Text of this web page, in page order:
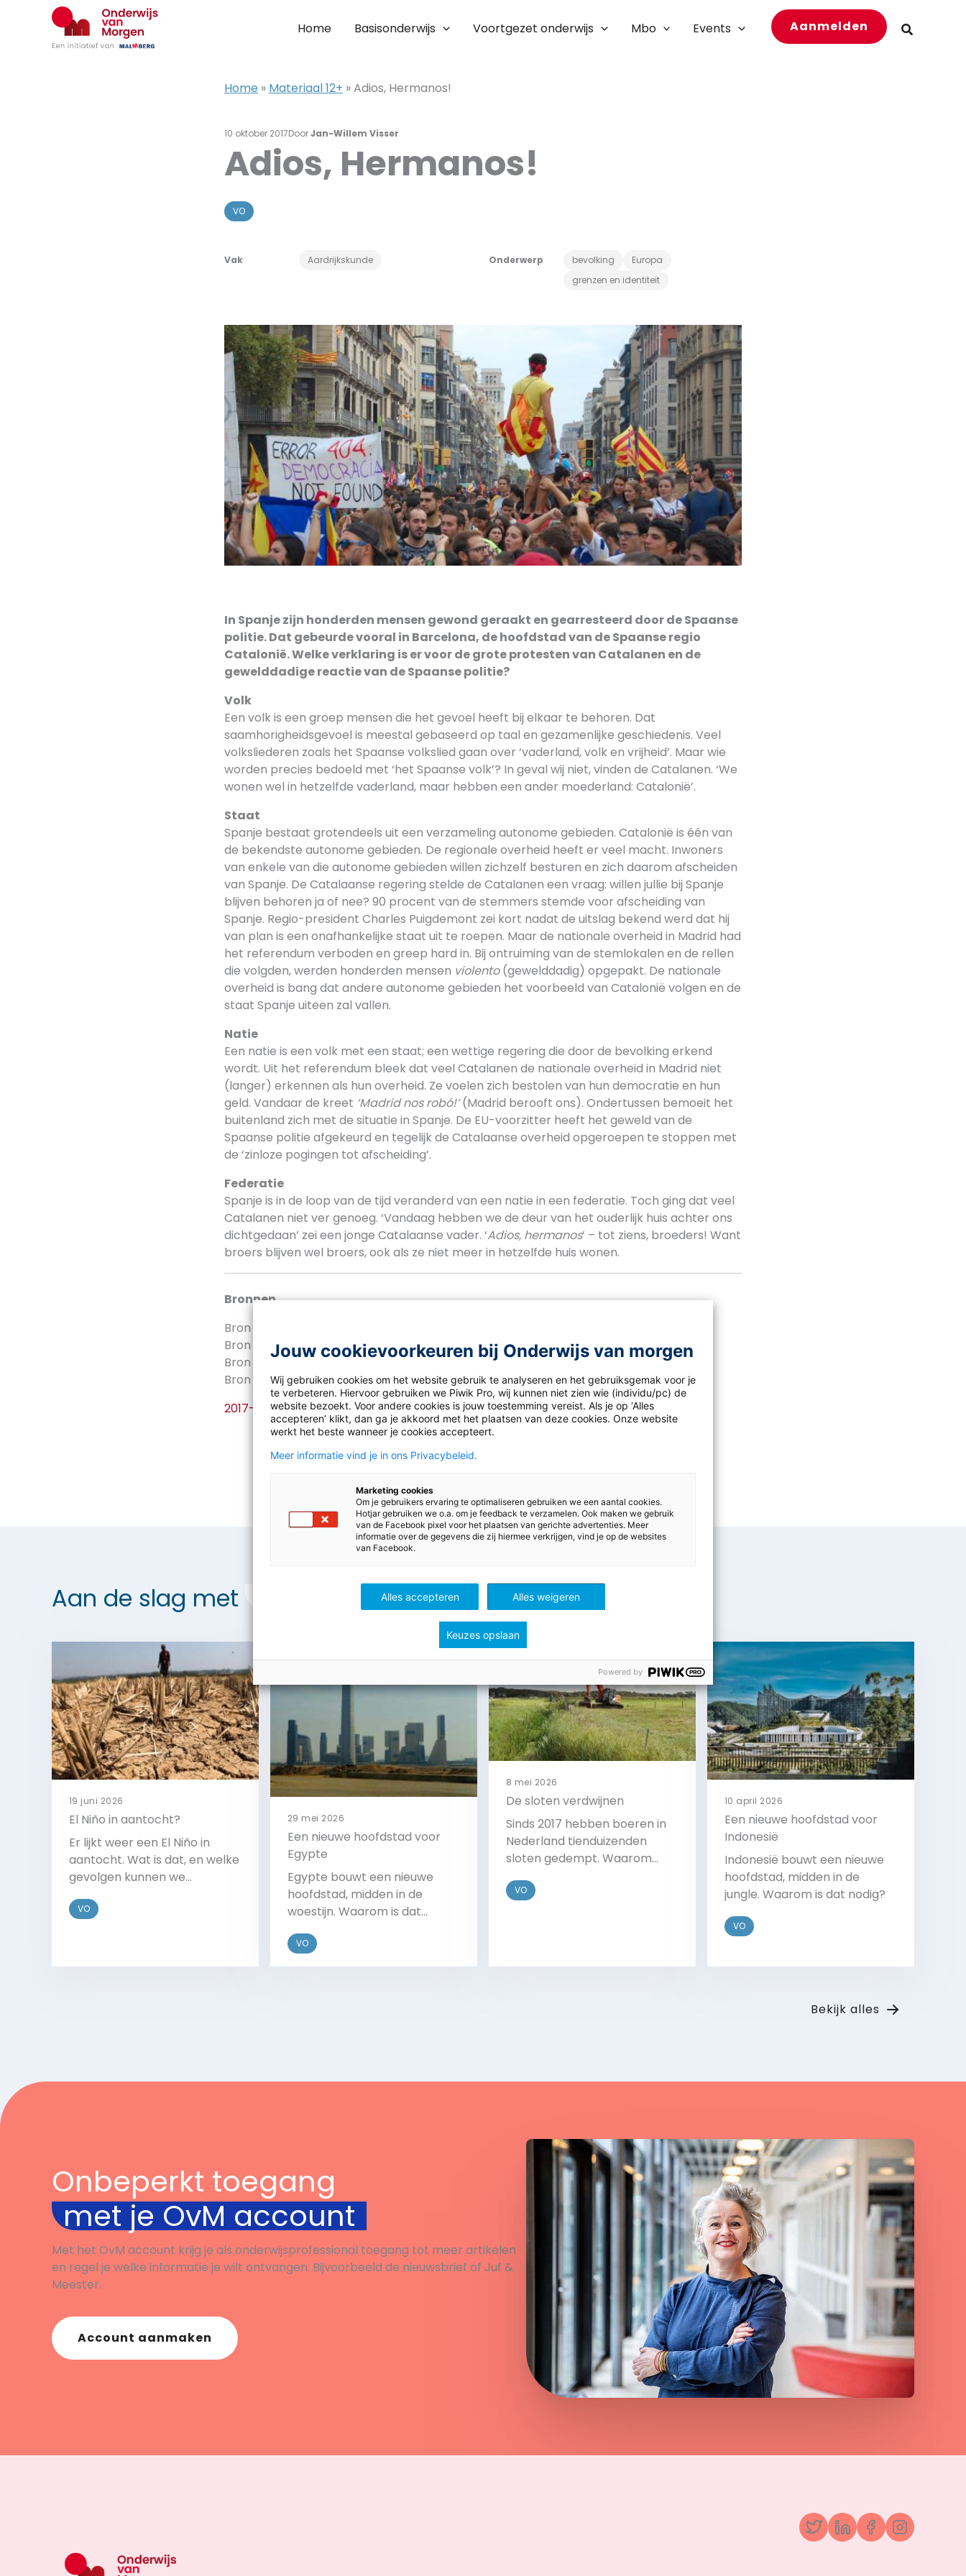
Home Basisonderwijs Voortgezet onderwijs Mbo Events Aanmelden Zoeken
Home » Materiaal 12+ »Adios, Hermanos!
10 oktober 2017DoorJan-Willem Visser
VO
Vak Aardrijkskunde Onderwerp bevolking
Europa
grenzen en identiteit
Adios, Hermanos!
In Spanje zijn honderden mensen gewond geraakt en gearresteerd door de Spaanse
politie. Dat gebeurde vooral in Barcelona, de hoofdstad van de Spaanse regio
Catalonië. Welke verklaring is er voor de grote protesten van Catalanen en de
gewelddadige reactie van de Spaanse politie?
Volk
Een volk is een groep mensen die het gevoel heeft bij elkaar te behoren. Dat
saamhorigheidsgevoel is meestal gebaseerd op taal en gezamenlijke geschiedenis. Veel
volksliederen zoals het Spaanse volkslied gaan over ‘vaderland, volk en vrijheid’. Maar wie
worden precies bedoeld met ‘het Spaanse volk’? In geval wij niet, vinden de Catalanen. ‘We
wonen wel in hetzelfde vaderland, maar hebben een ander moederland: Catalonië’.
Staat
Spanje bestaat grotendeels uit een verzameling autonome gebieden. Catalonië is één van
de bekendste autonome gebieden. De regionale overheid heeft er veel macht. Inwoners
van enkele van die autonome gebieden willen zichzelf besturen en zich daarom afscheiden
van Spanje. De Catalaanse regering stelde de Catalanen een vraag: willen jullie bij Spanje
blijven behoren ja of nee? 90 procent van de stemmers stemde voor afscheiding van
Spanje. Regio-president Charles Puigdemont zei kort nadat de uitslag bekend werd dat hij
van plan is een onafhankelijke staat uit te roepen. Maar de nationale overheid in Madrid had
het referendum verboden en greep hard in. Bij ontruiming van de stemlokalen en de rellen
die volgden, werden honderden mensen violento(gewelddadig) opgepakt. De nationale
overheid is bang dat andere autonome gebieden het voorbeeld van Catalonië volgen en de
staat Spanje uiteen zal vallen.
Natie
Een natie is een volk met een staat; een wettige regering die door de bevolking erkend
wordt. Uit het referendum bleek dat veel Catalanen de nationale overheid in Madrid niet
(langer) erkennen als hun overheid. Ze voelen zich bestolen van hun democratie en hun
geld. Vandaar de kreet ‘Madrid nos robó!’(Madrid berooft ons). Ondertussen bemoeit het
buitenland zich met de situatie in Spanje. De EU-voorzitter heeft het geweld van de
Spaanse politie afgekeurd en tegelijk de Catalaanse overheid opgeroepen te stoppen met
de ‘zinloze pogingen tot afscheiding’.
Federatie
Spanje is in de loop van de tijd veranderd van een natie in een federatie. Toch ging dat veel
Catalanen niet ver genoeg. ‘Vandaag hebben we de deur van het ouderlijk huis achter ons
dichtgedaan’ zei een jonge Catalaanse vader. ‘Adios, hermanos’ – tot ziens, broeders! Want
broers blijven wel broers, ook als ze niet meer in hetzelfde huis wonen.
Bronnen
Bron 1
Bron 2
Spaanse politie grijpt keihard in
Bron 3
Catalaanse president wil onafhankelijke staat
Bron 4
Autonome regio’s in Spanje
2017-10-Werkblad-Adios-Hermanos
Aan de slag met Aardrijkskunde
19 juni 2026
El Niño in aantocht?
Er lijkt weer een El Niño in
aantocht. Wat is dat, en welke
gevolgen kunnen we
VO
29 mei 2026
Een nieuwe hoofdstad voor
Egypte
Egypte bouwt een nieuwe
hoofdstad, midden in de
woestijn. Waarom is dat
VO
8 mei 2026
De sloten verdwijnen
Sinds 2017 hebben boeren in
Nederland tienduizenden
sloten gedempt. Waarom
gevolgen?
VO
10 april 2026
Een nieuwe hoofdstad voor
Indonesië
Indonesië bouwt een nieuwe
hoofdstad, midden in de
jungle. Waarom is dat nodig?
VO
Bekijk alles
Onbeperkt toegang
met je OvM account
Met het OvM account krijg je als onderwijsprofessional toegang tot meer artikelen
en regel je welke informatie je wilt ontvangen. Bijvoorbeeld de nieuwsbrief of Juf &
Meester.
Account aanmaken
TwitterLinkedInFacebook
Jouw cookievoorkeuren bij Onderwijs van morgen
Wij gebruiken cookies om het website gebruik te analyseren en het gebruiksgemak voor je
te verbeteren. Hiervoor gebruiken we Piwik Pro, wij kunnen niet zien wie (individu/pc) de
website bezoekt. Voor andere cookies is jouw toestemming vereist. Als je op ‘Alles
accepteren’ klikt, dan ga je akkoord met het plaatsen van deze cookies. Onze website
werkt het beste wanneer je cookies accepteert.
Meer informatie vind je in ons Privacybeleid.
Marketing cookies
Om je gebruikers ervaring te optimaliseren gebruiken we een aantal cookies.
Hotjar gebruiken we o.a. om je feedback te verzamelen. Ook maken we gebruik
van de Facebook pixel voor het plaatsen van gerichte advertenties. Meer
informatie over de gegevens die zij hiermee verkrijgen, vind je op de websites
van Facebook.
Alles accepteren Alles weigeren
Keuzes opslaan
Powered by